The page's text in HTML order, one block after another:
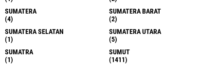
SUMATERA
(4)
SUMATERA BARAT
(2)
SUMATERA SELATAN
(1)
SUMATERA UTARA
(5)
SUMATRA
(1)
SUMUT
(1411)